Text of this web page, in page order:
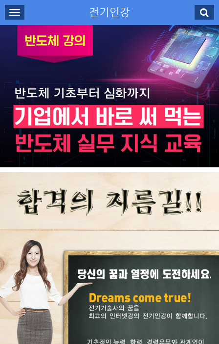
전기인강
로그인
수강신청
강사소개
고객센터
무료강의